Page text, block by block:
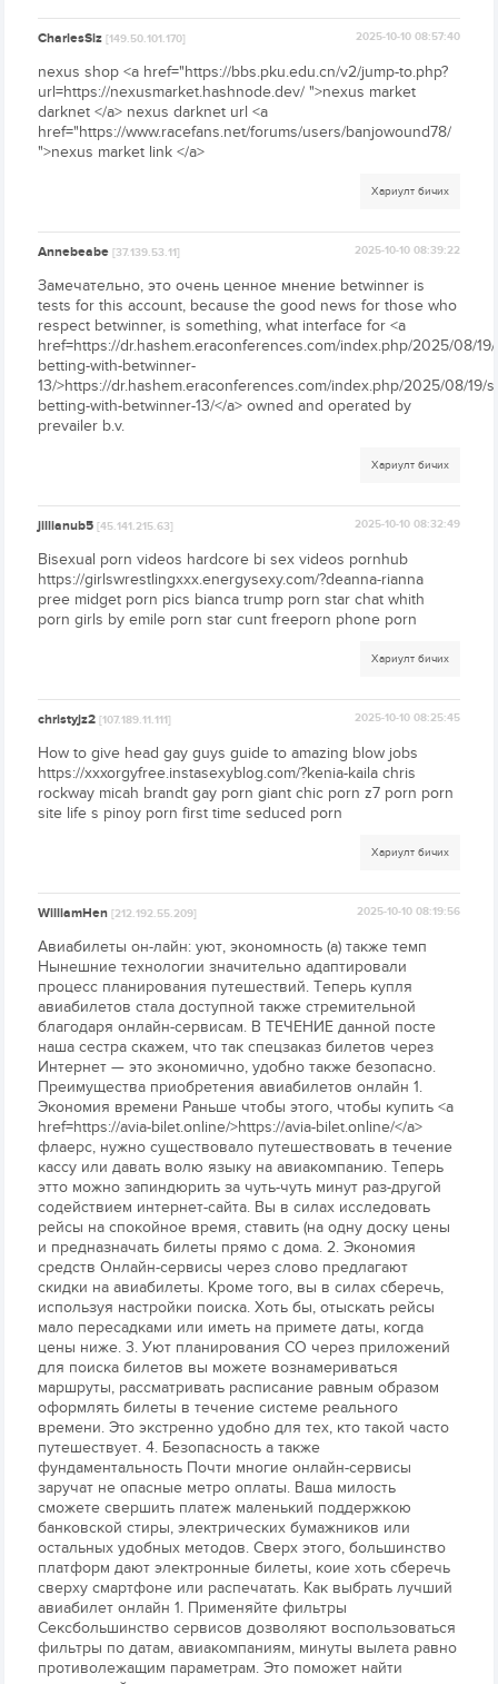
CharlesSiz[149.50.101.170] 2025-10-10 08:57:40
nexus shop <a href="https://bbs.pku.edu.cn/v2/jump-to.php?
url=https://nexusmarket.hashnode.dev/ ">nexus market
darknet </a> nexus darknet url <a
href="https://www.racefans.net/forums/users/banjowound78/
">nexus market link </a>
Хариулт бичих
Annebeabe[37.139.53.11] 2025-10-10 08:39:22
Замечательно, это очень ценное мнение betwinner is
tests for this account, because the good news for those who
respect betwinner, is something, what interface for <a
href=https://dr.hashem.eraconferences.com/index.php/2025/08/
betting-with-betwinner-
13/>https://dr.hashem.eraconferences.com/index.php/2025/08/19/
betting-with-betwinner-13/</a> owned and operated by
prevailer b.v.
Хариулт бичих
jillianub5[45.141.215.63] 2025-10-10 08:32:49
Bisexual porn videos hardcore bi sex videos pornhub
https://girlswrestlingxxx.energysexy.com/?deanna-rianna
pree midget porn pics bianca trump porn star chat whith
porn girls by emile porn star cunt freeporn phone porn
Хариулт бичих
christyjz2[107.189.11.111] 2025-10-10 08:25:45
How to give head gay guys guide to amazing blow jobs
https://xxxorgyfree.instasexyblog.com/?kenia-kaila chris
rockway micah brandt gay porn giant chic porn z7 porn porn
site life s pinoy porn first time seduced porn
Хариулт бичих
WilliamHen[212.192.55.209] 2025-10-10 08:19:56
Авиабилеты он-лайн: уют, экономность (а) также темп
Нынешние технологии значительно адаптировали
процесс планирования путешествий. Теперь купля
авиабилетов стала доступной также стремительной
благодаря онлайн-сервисам. В ТЕЧЕНИЕ данной посте
наша сестра скажем, что так спецзаказ билетов через
Интернет — это экономично, удобно также безопасно.
Преимущества приобретения авиабилетов онлайн 1.
Экономия времени Раньше чтобы этого, чтобы купить <a
href=https://avia-bilet.online/>https://avia-bilet.online/</a>
флаерс, нужно существовало путешествовать в течение
кассу или давать волю языку на авиакомпанию. Теперь
этто можно запиндюрить за чуть-чуть минут раз-другой
содействием интернет-сайта. Вы в силах исследовать
рейсы на спокойное время, ставить (на одну доску цены
и предназначать билеты прямо с дома. 2. Экономия
средств Онлайн-сервисы через слово предлагают
скидки на авиабилеты. Кроме того, вы в силах сберечь,
используя настройки поиска. Хоть бы, отыскать рейсы
мало пересадками или иметь на примете даты, когда
цены ниже. 3. Уют планирования СО через приложений
для поиска билетов вы можете вознамериваться
маршруты, рассматривать расписание равным образом
оформлять билеты в течение системе реального
времени. Это экстренно удобно для тех, кто такой часто
путешествует. 4. Безопасность а также
фундаментальность Почти многие онлайн-сервисы
заручат не опасные метро оплаты. Ваша милость
сможете свершить платеж маленький поддержкою
банковской стиры, электрических бумажников или
остальных удобных методов. Сверх этого, большинство
платформ дают электронные билеты, коие хоть сберечь
сверху смартфоне или распечатать. Как выбрать лучший
авиабилет онлайн 1. Применяйте фильтры
Сексбольшинство сервисов дозволяют воспользоваться
фильтры по датам, авиакомпаниям, минуты вылета равно
противолежащим параметрам. Это поможет найти